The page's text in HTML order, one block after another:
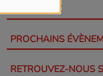
PARTICIPEZ
PROCHAINS
RETROUVEZ-NOUS